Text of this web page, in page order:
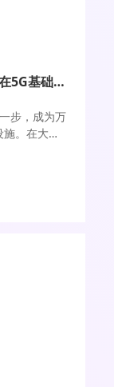
艾渤教授：6G是通感融合网络，将在5G基础上演进并跃迁
步，成为万
。在大会